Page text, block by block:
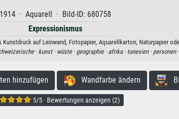
1914 · Aquarell · Bild-ID: 680758
Expressionismus
Kunstdruck auf Leinwand, Fotopapier, Aquarellkarton, Naturpapier
·kunst · wüste · geographie · afrika · tunesien · personen ·
hinzufügen Wandfarbe ändern
5/5 · Bewertungen anzeigen (2)